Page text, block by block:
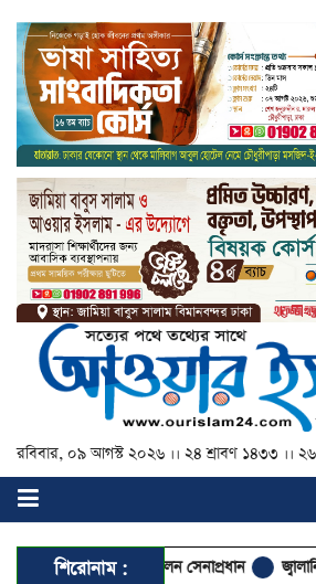
রবিবার, ০৯ আগস্ট ২০২৬ ।। ২৪ শ্রাবণ ১৪৩৩ ।।
শিরোনাম :
আবেই সফরে গেলেন সেনাপ্রধান জ্বালানি খাত